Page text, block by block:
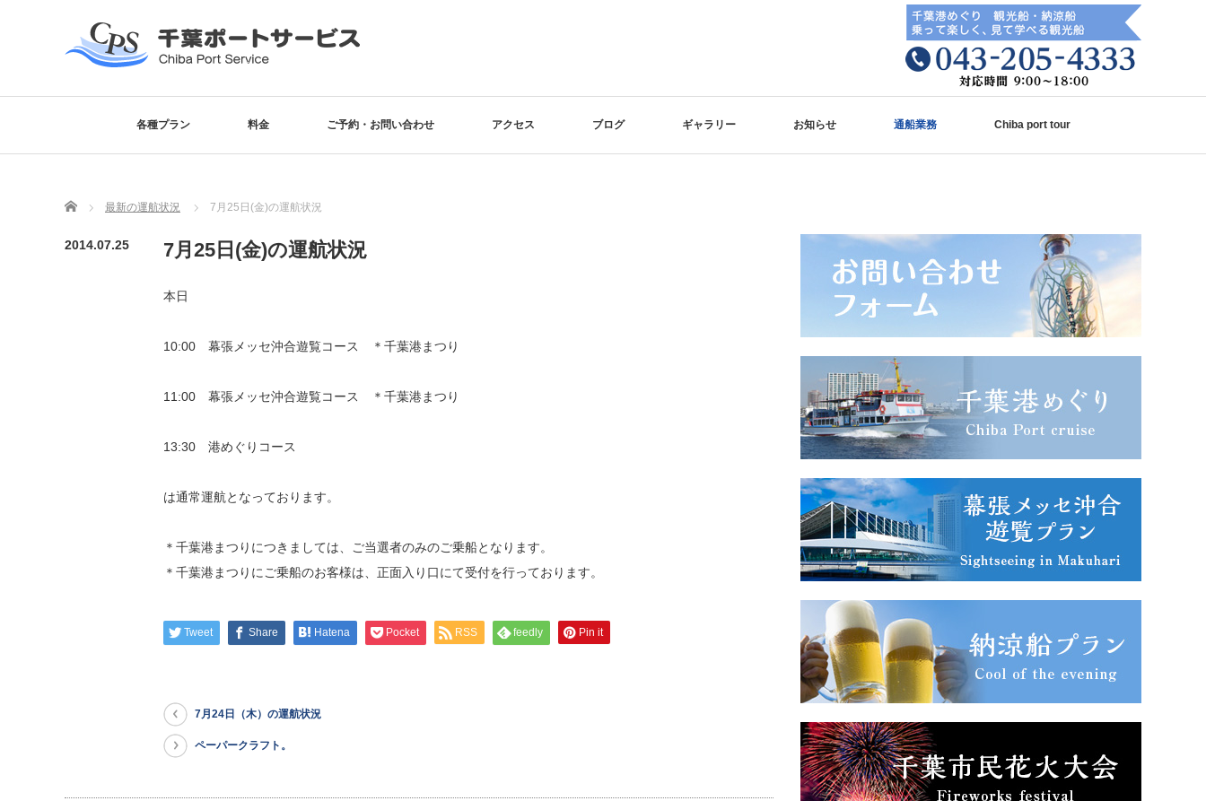
各種プラン 料金 ご予約・お問い合わせ アクセス ブログ ギャラリー お知らせ 通船業務 Chiba port tour
Home 最新の運航状況 7月25日(金)の運航状況
2014.07.25 7月25日(金)の運航状況
本日
10:00 幕張メッセ沖合遊覧コース ＊千葉港まつり
11:00 幕張メッセ沖合遊覧コース ＊千葉港まつり
13:30 港めぐりコース
は通常運航となっております。
＊千葉港まつりにつきましては、ご当選者のみのご乗船となります。
＊千葉港まつりにご乗船のお客様は、正面入り口にて受付を行っております。
Tweet Share Hatena Pocket RSS feedly Pin it
7月24日（木）の運航状況
ペーパークラフト。